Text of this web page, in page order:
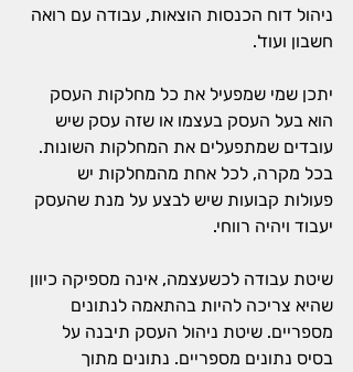
ניהול דוח הכנסות הוצאות, עבודה עם רואה
חשבון ועוד'.
יתכן שמי שמפעיל את כל מחלקות העסק
הוא בעל העסק בעצמו או שזה עסק שיש
עובדים שמתפעלים את המחלקות השונות.
בכל מקרה, לכל אחת מהמחלקות יש
פעולות קבועות שיש לבצע על מנת שהעסק
יעבוד ויהיה רווחי.
שיטת עבודה לכשעצמה, אינה מספיקה כיוון
שהיא צריכה להיות בהתאמה לנתונים
מספריים. שיטת ניהול העסק תיבנה על
בסיס נתונים מספריים. נתונים מתוך